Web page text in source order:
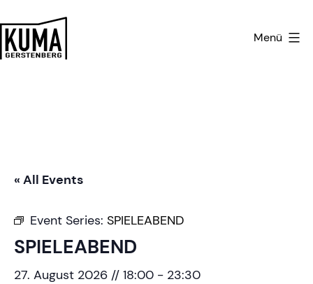
Inhalt
springen
Menü
« All Events
Event Series: SPIELEABEND
SPIELEABEND
27. August 2026 // 18:00 - 23:30